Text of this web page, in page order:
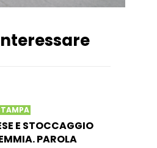
E STOCCAGGIO
PAROLA